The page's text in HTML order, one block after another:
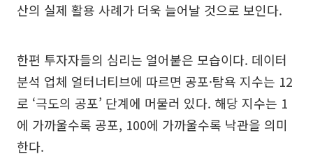
산의 실제 활용 사례가 더욱 늘어날 것으로 보인다.
한편 투자자들의 심리는 얼어붙은 모습이다. 데이터
분석 업체 얼터너티브에 따르면 공포·탐욕 지수는 12
로 ‘극도의 공포’ 단계에 머물러 있다. 해당 지수는 1
에 가까울수록 공포, 100에 가까울수록 낙관을 의미
한다.